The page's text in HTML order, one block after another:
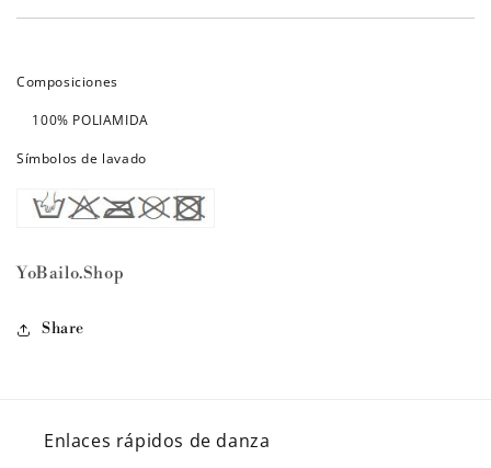
Composiciones
100% POLIAMIDA
Símbolos de lavado
YoBailo.Shop
Share
Enlaces rápidos de danza